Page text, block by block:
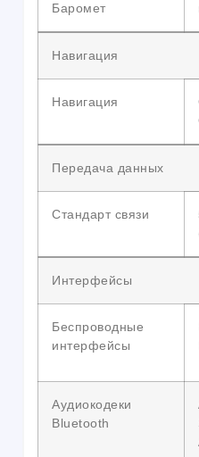
Баромет
Навигация
Навигация
Передача данных
Стандарт связи
Интерфейсы
Беспроводные
интерфейсы
Аудиокодеки
Bluetooth